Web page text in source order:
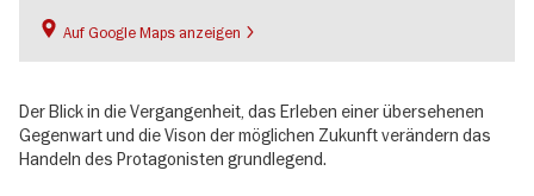
Auf Google Maps anzeigen
Der Blick in die Vergangenheit, das Erleben einer übersehenen
Gegenwart und die Vison der möglichen Zukunft verändern das
Handeln des Protagonisten grundlegend.